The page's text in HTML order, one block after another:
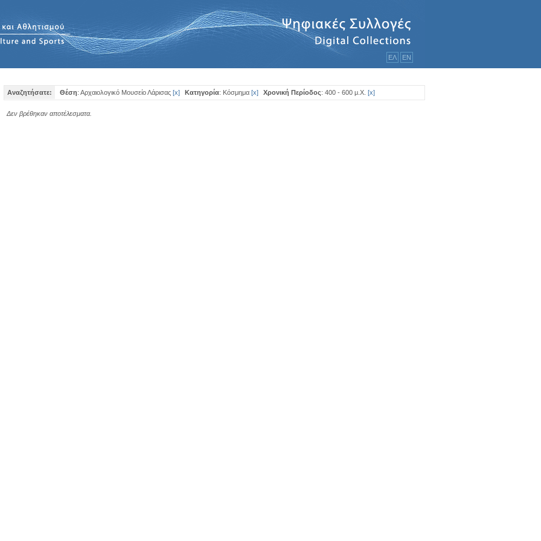
ΕΛ ΕΝ
Αναζητήσατε: Θέση: Αρχαιολογικό Μουσείο Λάρισας [x] Κατηγορία: Κόσμημα [x] Χρονική Περίοδος: 400 - 600 μ.Χ. [x]
Δεν βρέθηκαν αποτέλεσματα.